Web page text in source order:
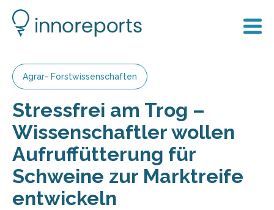
Agrar- Forstwissenschaften
Stressfrei am Trog –
Wissenschaftler wollen
Aufruffütterung für
Schweine zur Marktreife
entwickeln